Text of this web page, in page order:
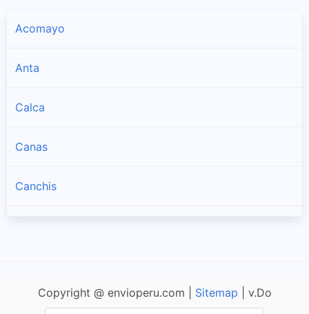
Acomayo
Anta
Calca
Canas
Canchis
La Convención
Copyright @ envioperu.com | Sitemap | v.Do